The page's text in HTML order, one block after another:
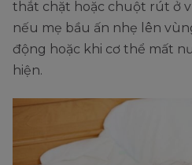
thắt chặt hoặc chuột rút ở
nếu mẹ bầu ấn nhẹ lên
động hoặc khi cơ thể mất
hiện.